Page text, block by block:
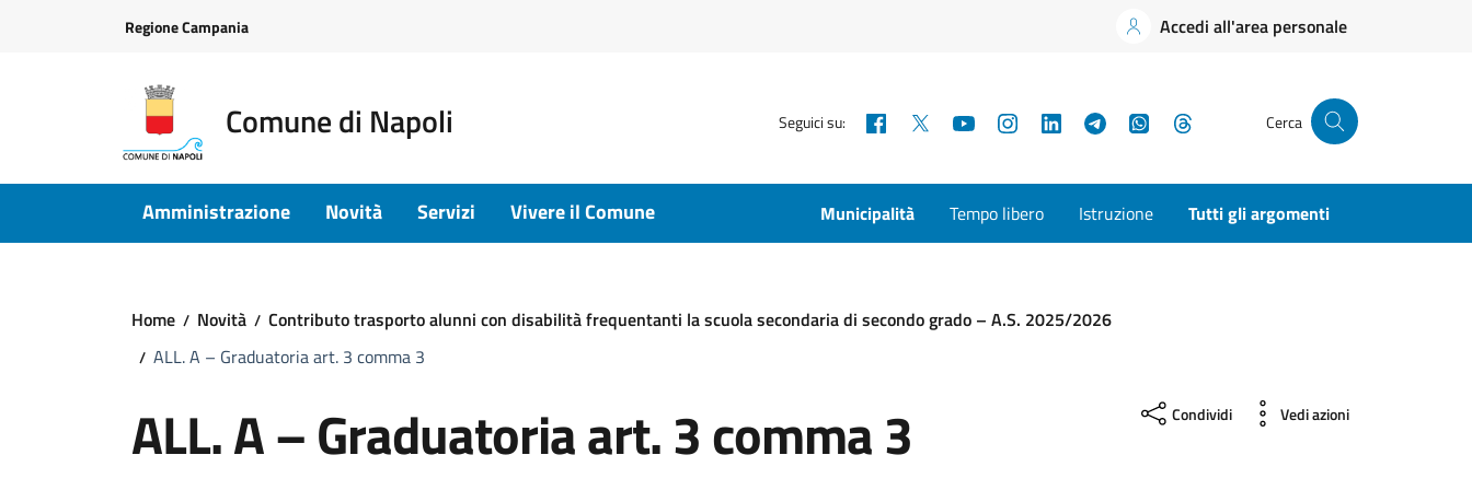
Regione Campania Accedi all'area personale
Comune di Napoli Seguici su: Facebook YouTubeInstagramLinkedInTelegramWhatsApp Cerca
Amministrazione Novità Servizi Vivere il Comune Municipalità Tempo libero Istruzione Tutti gli argomenti
Home Novità
Contributo trasporto alunni con disabilità frequentanti la scuola secondaria di secondo grado – A.S. 2025/2026
ALL. A – Graduatoria art. 3 comma 3
ALL. A – Graduatoria art. 3 comma 3 Condividi Vedi azioni